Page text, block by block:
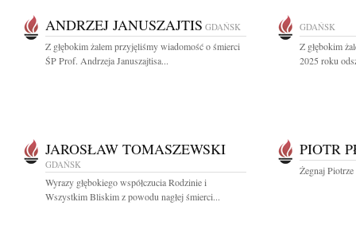
ANDRZEJ JANUSZAJTIS GDAŃSK
Z głębokim żalem przyjęliśmy wiadomość o śmierci
ŚP Prof. Andrzeja Januszajtisa...
GDAŃSK
Z głębokim
2025 roku
JAROSŁAW TOMASZEWSKI
GDAŃSK
Wyrazy głębokiego współczucia Rodzinie i
Wszystkim Bliskim z powodu nagłej śmierci...
PIOTR
Żegnaj